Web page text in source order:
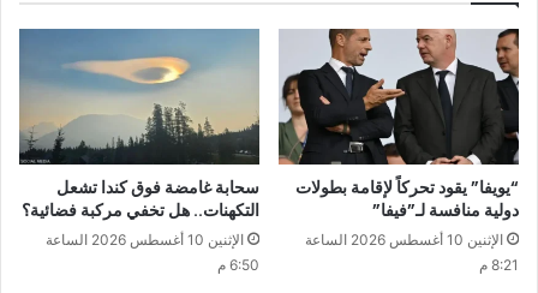
“يويفا” يقود تحركاً لإقامة بطولات
دولية منافسة لـ”فيفا”
الإثنين 10 أغسطس 2026 الساعة
8:21 م
سحابة غامضة فوق كندا تشعل
التكهنات.. هل تخفي مركبة فضائية؟
الإثنين 10 أغسطس 2026 الساعة
6:50 م